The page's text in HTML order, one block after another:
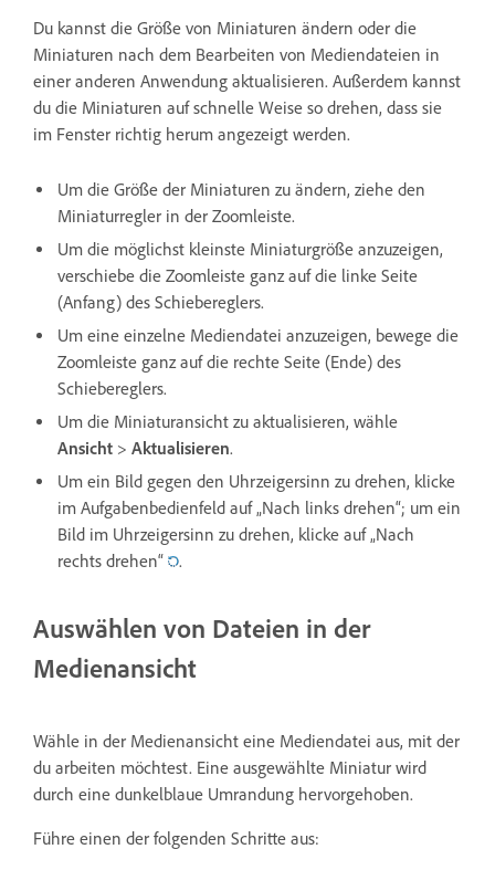
Du kannst die Größe von Miniaturen ändern oder die
Miniaturen nach dem Bearbeiten von Mediendateien in
einer anderen Anwendung aktualisieren. Außerdem kannst
du die Miniaturen auf schnelle Weise so drehen, dass sie
im Fenster richtig herum angezeigt werden.
Um die Größe der Miniaturen zu ändern, ziehe den
Miniaturregler in der Zoomleiste.
Um die möglichst kleinste Miniaturgröße anzuzeigen,
verschiebe die Zoomleiste ganz auf die linke Seite
(Anfang) des Schiebereglers.
Um eine einzelne Mediendatei anzuzeigen, bewege die
Zoomleiste ganz auf die rechte Seite (Ende) des
Schiebereglers.
Um die Miniaturansicht zu aktualisieren, wähle
Ansicht > Aktualisieren.
Um ein Bild gegen den Uhrzeigersinn zu drehen, klicke
im Aufgabenbedienfeld auf „Nach links drehen“; um ein
Bild im Uhrzeigersinn zu drehen, klicke auf „Nach
rechts drehen“
.
Auswählen von Dateien in der
Medienansicht
Wähle in der Medienansicht eine Mediendatei aus, mit der
du arbeiten möchtest. Eine ausgewählte Miniatur wird
durch eine dunkelblaue Umrandung hervorgehoben.
Führe einen der folgenden Schritte aus: